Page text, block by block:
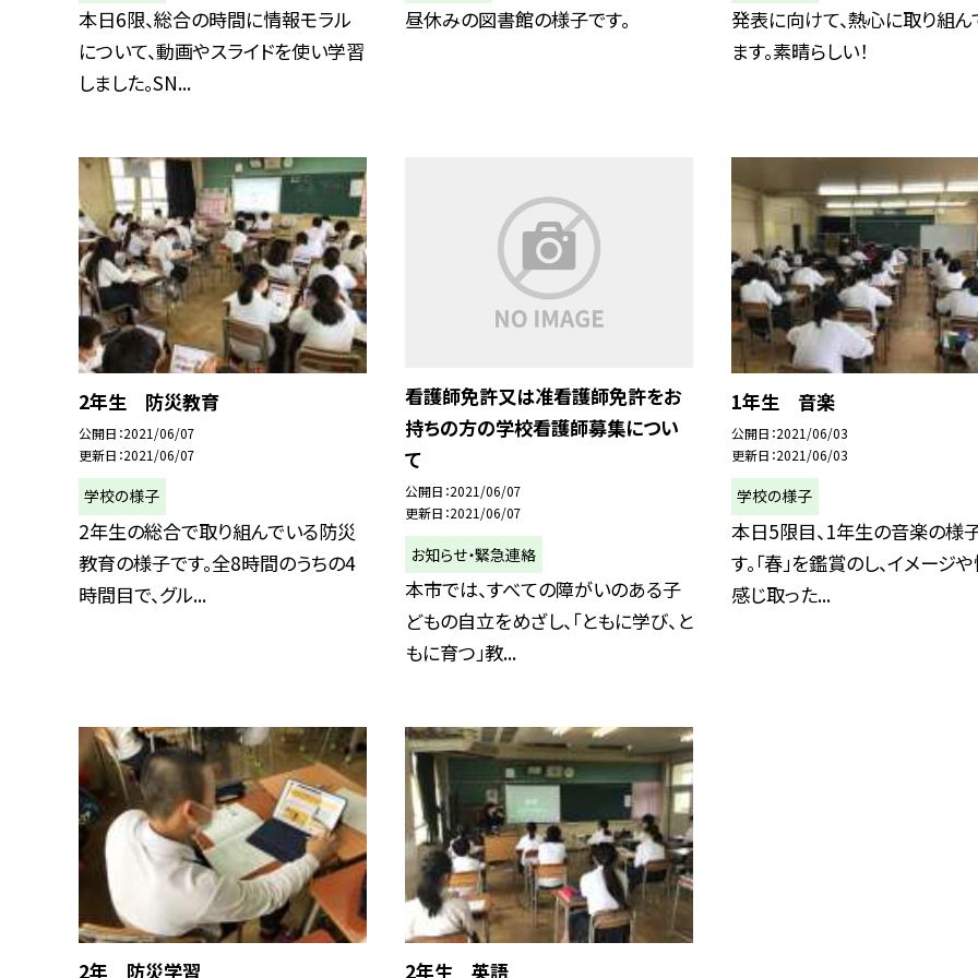
本日6限、総合の時間に情報モラル
について、動画やスライドを使い学習
しました。SN...
昼休みの図書館の様子です。
発表に向けて、熱心に取り組ん
ます。素晴らしい！
2年生 防災教育
公開日 2021/06/07
更新日 2021/06/07
学校の様子
2年生の総合で取り組んでいる防災
教育の様子です。全8時間のうちの4
時間目で、グル...
看護師免許又は准看護師免許をお
持ちの方の学校看護師募集につい
て
公開日 2021/06/07
更新日 2021/06/07
お知らせ・緊急連絡
本市では、すべての障がいのある子
どもの自立をめざし、「ともに学び、と
もに育つ」教...
1年生 音楽
公開日 2021/06/03
更新日 2021/06/03
学校の様子
本日5限目、1年生の音楽の様
す。「春」を鑑賞のし、イメージ
感じ取った...
2年 防災学習 2年生 英語